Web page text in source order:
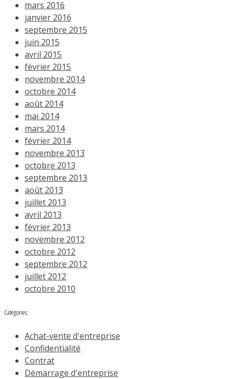
mars 2016
janvier 2016
septembre 2015
juin 2015
avril 2015
février 2015
novembre 2014
octobre 2014
août 2014
mai 2014
mars 2014
février 2014
novembre 2013
octobre 2013
septembre 2013
août 2013
juillet 2013
avril 2013
février 2013
novembre 2012
octobre 2012
septembre 2012
juillet 2012
octobre 2010
Catégories
Achat-vente d'entreprise
Confidentialité
Contrat
Démarrage d'entreprise